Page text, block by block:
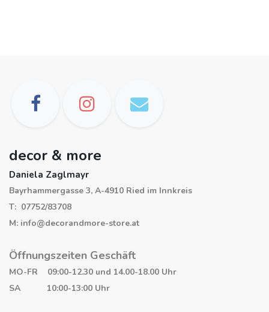
decor & more
Daniela Zaglmayr
Bayrhammergasse 3, A-4910 Ried im Innkreis
T: 07752/83708
M: info@decorandmore-store.at
Öffnungszeiten Geschäft
MO-FR 09:00-12.30 und 14.00-18.00 Uhr
SA 10:00-13:00 Uhr